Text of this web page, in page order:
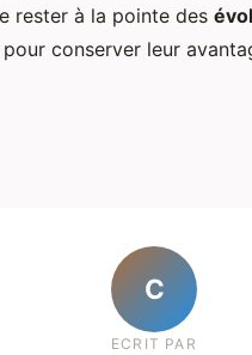
rester à la pointe des
pour conserver leur
C
ECRIT PAR